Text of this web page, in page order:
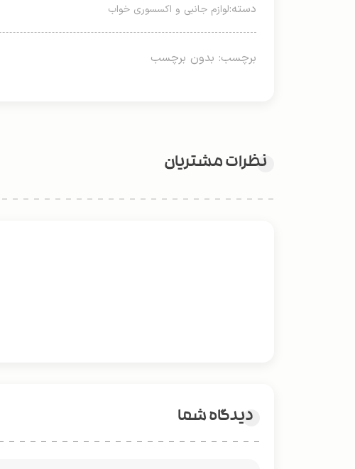
دسته:لوازم جانبی و اکسسوری خواب
برچسب: بدون برچسب
نظرات مشتریان
دیدگاه شما